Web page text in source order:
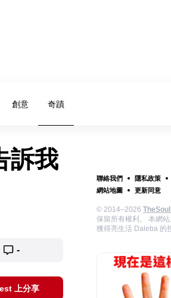
創意 奇蹟
聯絡我們 隱私政策
網站地圖
更新同意
© 2014–2026
保留所有權利。 本網
獲得亮生活 Daleba 的
訴我
-
上分享